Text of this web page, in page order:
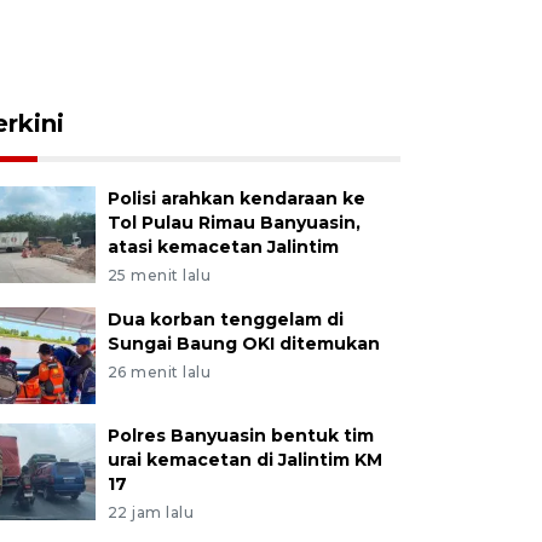
Polisi arahkan kendaraan ke
Tol Pulau Rimau Banyuasin,
atasi kemacetan Jalintim
25 menit lalu
Dua korban tenggelam di
Sungai Baung OKI ditemukan
26 menit lalu
Polres Banyuasin bentuk tim
urai kemacetan di Jalintim KM
17
22 jam lalu